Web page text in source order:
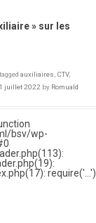
» sur les
auxiliaires CTV,
juillet 2022 by Romuald
bsv/wp-
require('...')